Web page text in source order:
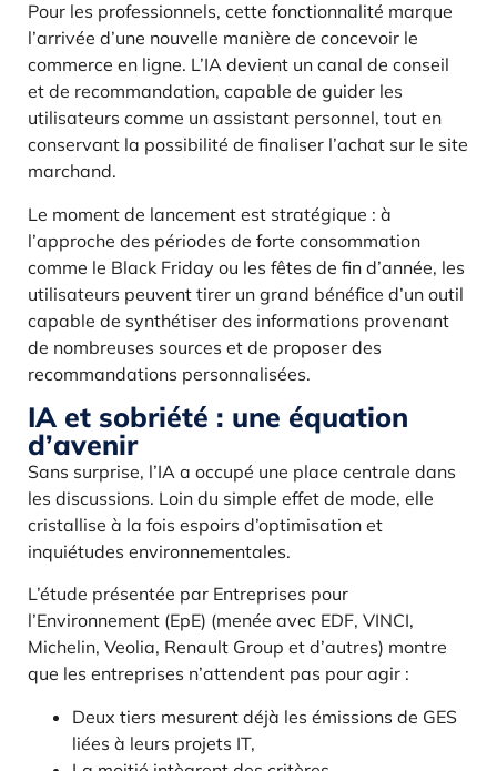
Pour les professionnels, cette fonctionnalité marque
l’arrivée d’une nouvelle manière de concevoir le
commerce en ligne. L’IA devient un canal de conseil
et de recommandation, capable de guider les
utilisateurs comme un assistant personnel, tout en
conservant la possibilité de finaliser l’achat sur le site
marchand.
Le moment de lancement est stratégique : à
l’approche des périodes de forte consommation
comme le Black Friday ou les fêtes de fin d’année, les
utilisateurs peuvent tirer un grand bénéfice d’un outil
capable de synthétiser des informations provenant
de nombreuses sources et de proposer des
recommandations personnalisées.
IA et sobriété : une équation
d’avenir
Sans surprise, l’IA a occupé une place centrale dans
les discussions. Loin du simple effet de mode, elle
cristallise à la fois espoirs d’optimisation et
inquiétudes environnementales.
L’étude présentée par Entreprises pour
l’Environnement (EpE) (menée avec EDF, VINCI,
Michelin, Veolia, Renault Group et d’autres) montre
que les entreprises n’attendent pas pour agir :
Deux tiers mesurent déjà les émissions de GES
liées à leurs projets IT,